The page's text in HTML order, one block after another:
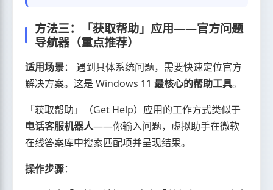
方法三：「获取帮助」应用——官方问题
导航器（重点推荐）
适用场景： 遇到具体系统问题，需要快速定位官方
解决方案。这是 Windows 11 最核心的帮助工具。
「获取帮助」（Get Help）应用的工作方式类似于
电话客服机器人——你输入问题，虚拟助手在微软
在线答案库中搜索匹配项并呈现结果。
操作步骤：